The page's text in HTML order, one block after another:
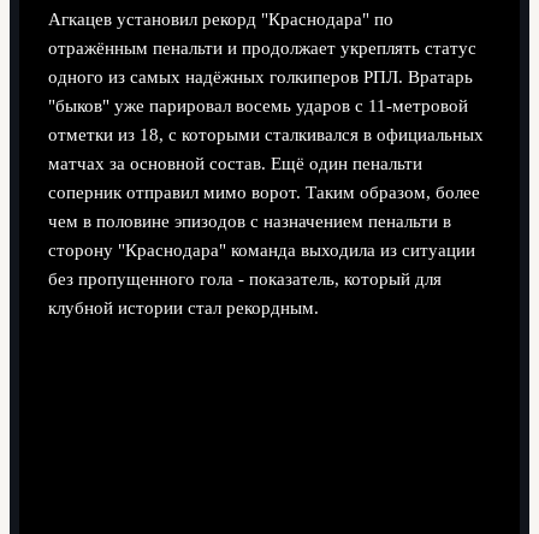
Агкацев установил рекорд "Краснодара" по
отражённым пенальти и продолжает укреплять статус
одного из самых надёжных голкиперов РПЛ. Вратарь
"быков" уже парировал восемь ударов с 11-метровой
отметки из 18, с которыми сталкивался в официальных
матчах за основной состав. Ещё один пенальти
соперник отправил мимо ворот. Таким образом, более
чем в половине эпизодов с назначением пенальти в
сторону "Краснодара" команда выходила из ситуации
без пропущенного гола - показатель, который для
клубной истории стал рекордным.